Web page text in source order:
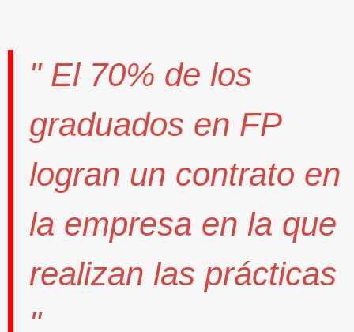
" El 70% de los
graduados en FP
logran un contrato en
la empresa en la que
realizan las prácticas
".